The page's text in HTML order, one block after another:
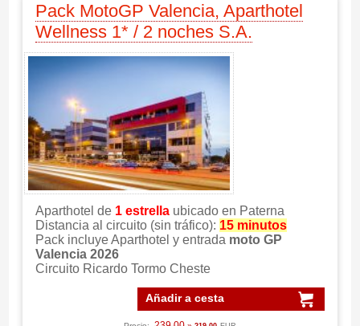
Pack MotoGP Valencia, Aparthotel
Wellness 1* / 2 noches S.A.
Aparthotel de 1 estrellaubicado en Paterna
Distancia al circuito (sin tráfico): 15 minutos
Pack incluye Aparthotel y entrada moto GP
Valencia 2026
Circuito Ricardo Tormo Cheste
Añadir a cesta